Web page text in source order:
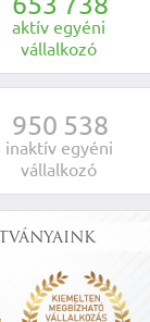
aktív egyéni
vállalkozó
950 538
inaktív egyéni
vállalkozó